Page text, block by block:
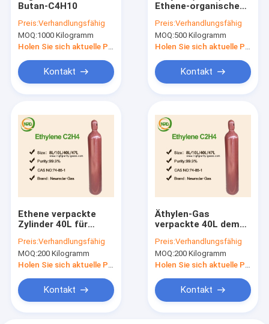
Butan-C4H10
Preis:Verhandlungsfähig
MOQ:1000 Kilogramm
Kontakt
Ethene-organische
Preis:Verhandlungsfähig
MOQ:500 Kilogramm
Kontakt
Ethene verpackte
Zylinder 40L für
Äthylen C2H4 99,99%
Preis:Verhandlungsfähig
MOQ:200 Kilogramm
Holen Sie sich aktuelle Preis
Kontakt
Äthylen-Gas
verpackte 40L dem
C2H4, das benutzt
wurde, wie Zwischen
Preis:Verhandlungsfähig
MOQ:200 Kilogramm
Holen Sie sich aktuelle Preis
Kontakt